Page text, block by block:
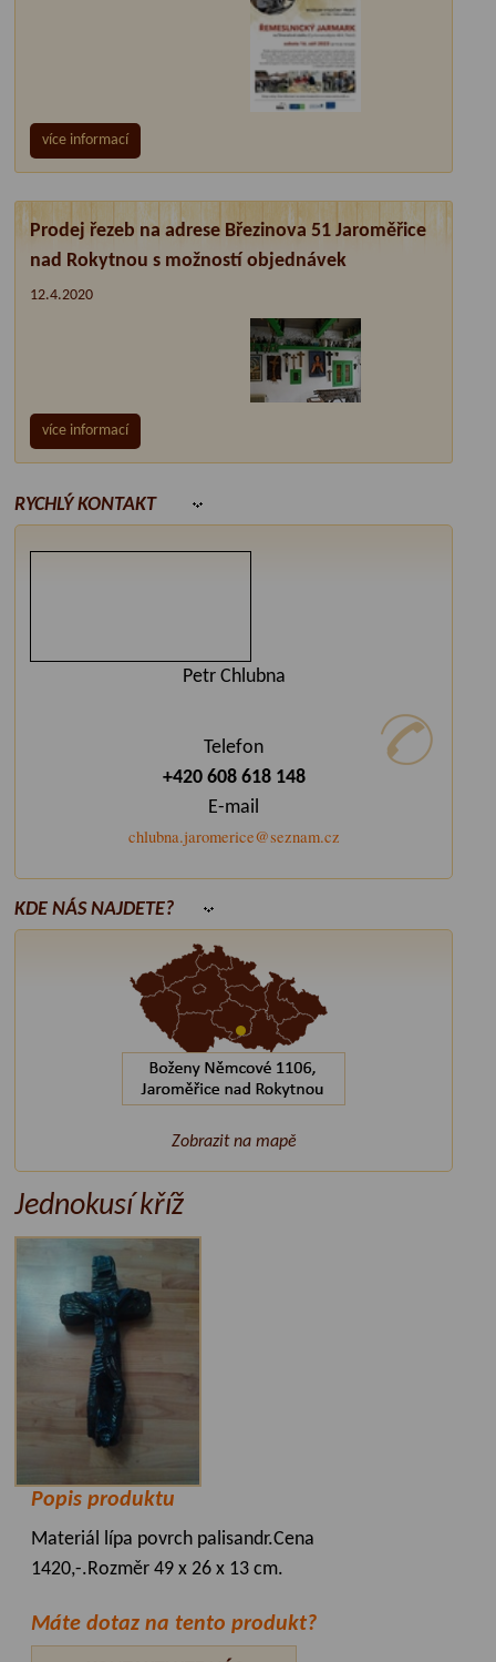
více informací
Prodej řezeb na adrese Březinova 51 Jaroměřice
nad Rokytnou s možností objednávek
12.4.2020
více informací
RYCHLÝ KONTAKT
Petr Chlubna
Telefon
+420 608 618 148
E-mail
chlubna.jaromerice@seznam.cz
KDE NÁS NAJDETE?
Zobrazit na mapě
Jednokusí kříž
Popis produktu
Materiál lípa povrch palisandr.Cena
1420,-.Rozměr 49 x 26 x 13 cm.
Máte dotaz na tento produkt?